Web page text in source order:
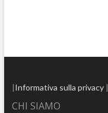
|Informativa sulla privacy|
CHI SIAMO